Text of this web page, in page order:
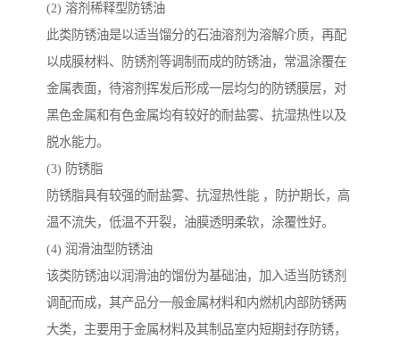
(2) 溶剂稀释型防锈油
此类防锈油是以适当馏分的石油溶剂为溶解介质，再配
以成膜材料、防锈剂等调制而成的防锈油，常温涂覆在
金属表面，待溶剂挥发后形成一层均匀的防锈膜层，对
黑色金属和有色金属均有较好的耐盐雾、抗湿热性以及
脱水能力。
(3) 防锈脂
防锈脂具有较强的耐盐雾、抗湿热性能 ，防护期长，高
温不流失，低温不开裂，油膜透明柔软，涂覆性好。
(4) 润滑油型防锈油
该类防锈油以润滑油的馏份为基础油，加入适当防锈剂
调配而成，其产品分一般金属材料和内燃机内部防锈两
大类，主要用于金属材料及其制品室内短期封存防锈，